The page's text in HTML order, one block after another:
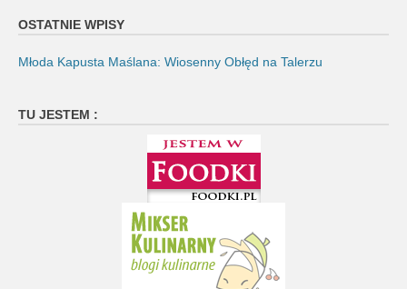
OSTATNIE WPISY
Młoda Kapusta Maślana: Wiosenny Obłęd na Talerzu
TU JESTEM :